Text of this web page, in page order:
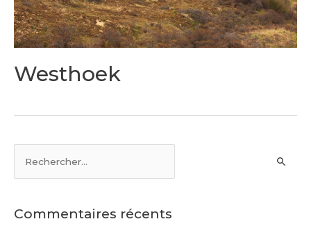
Westhoek
Commentaires récents